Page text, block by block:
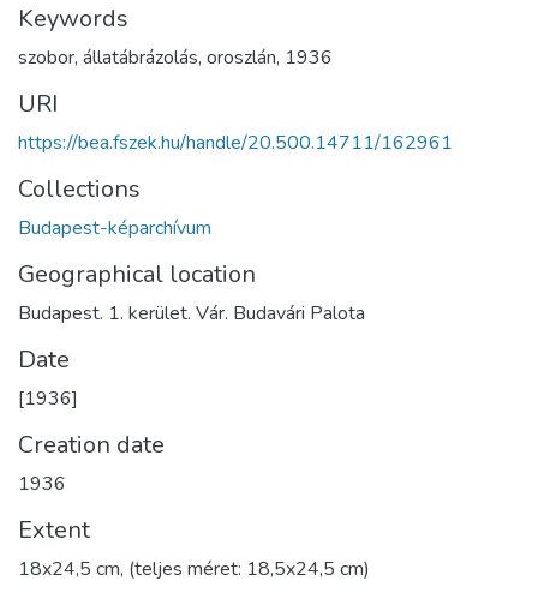
Keywords
szobor, állatábrázolás, oroszlán, 1936
URI
https://bea.fszek.hu/handle/20.500.14711/162961
Collections
Budapest-képarchívum
Geographical location
Budapest. 1. kerület. Vár. Budavári Palota
Date
[1936]
Creation date
1936
Extent
18x24,5 cm, (teljes méret: 18,5x24,5 cm)